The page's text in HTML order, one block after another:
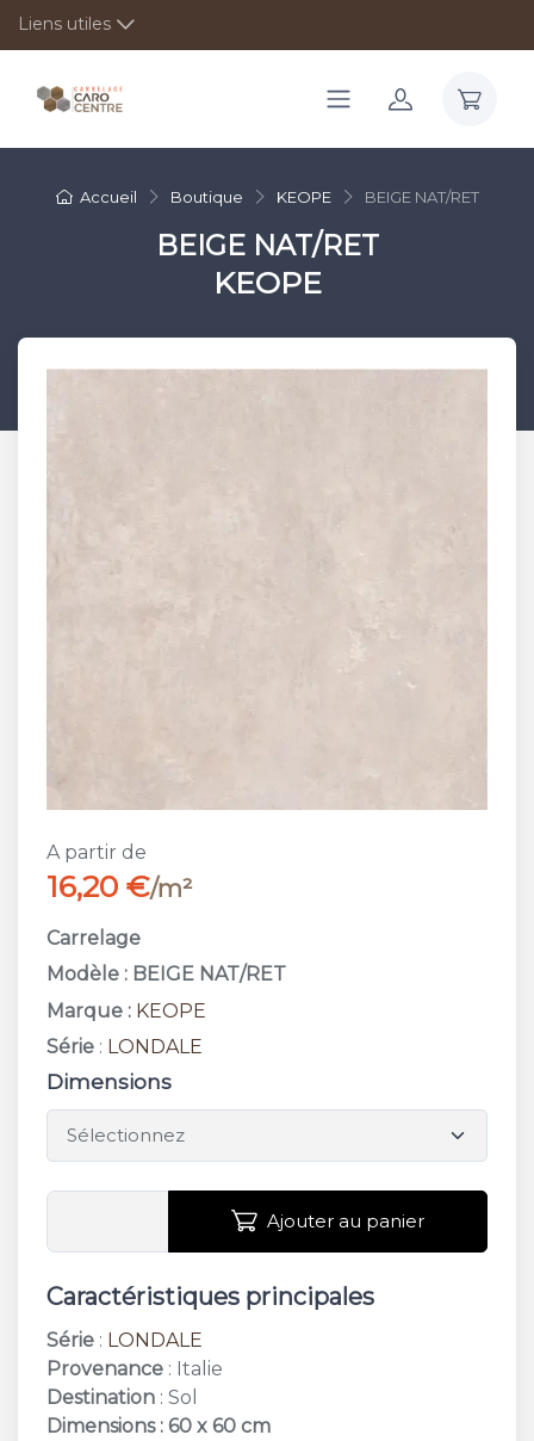
Liens utiles
Accueil Boutique KEOPE BEIGE NAT/RET
BEIGE NAT/RET
KEOPE
A partir de
16,20 €/m²
Carrelage
Modèle : BEIGE NAT/RET
Marque : KEOPE
Série : LONDALE
Dimensions
Ajouter au panier
Caractéristiques principales
Série : LONDALE
Provenance : Italie
Destination : Sol
Dimensions : 60 x 60 cm